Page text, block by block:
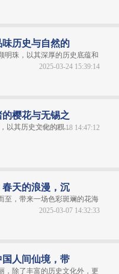
历史与自然的
明珠，以其深厚的历史底蕴和
2025-03-24 15:39:14
樱花与无锡之
以其历史文化的积...2025-03-18 14:47:12
天的浪漫，沉
至，带来一场色彩斑斓的花海
2025-03-07 14:32:33
人间仙境，带
，除了丰富的历史文化外，更